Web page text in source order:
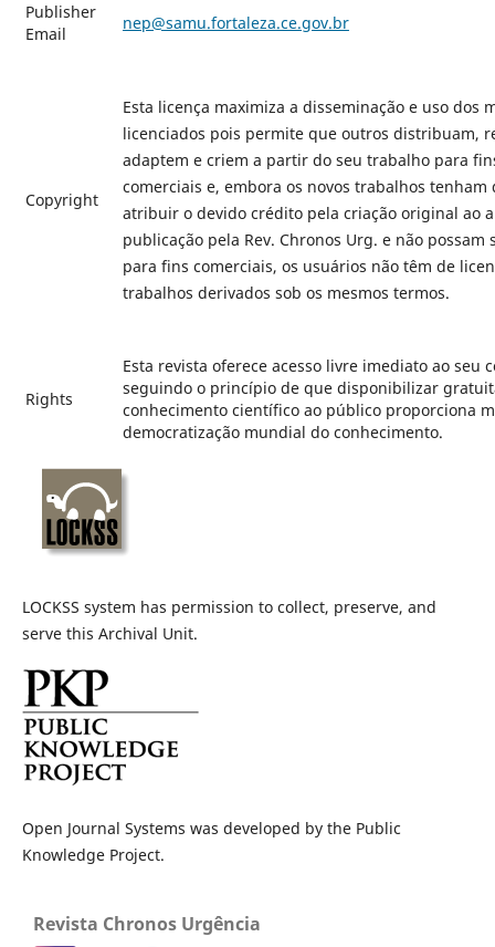
Publisher
Email
nep@samu.fortaleza.ce.gov.br
Copyright
Esta licença maximiza a disseminação e uso dos
licenciados pois permite que outros distribuam,
adaptem e criem a partir do seu trabalho para
comerciais e, embora os novos trabalhos tenham
atribuir o devido crédito pela criação original ao
publicação pela Rev. Chronos Urg. e não possam
para fins comerciais, os usuários não têm de
trabalhos derivados sob os mesmos termos.
Rights
Esta revista oferece acesso livre imediato ao seu
seguindo o princípio de que disponibilizar
conhecimento científico ao público proporciona
democratização mundial do conhecimento.
LOCKSS system has permission to collect, preserve, and
serve this Archival Unit.
Open Journal Systems was developed by the Public
Knowledge Project.
Revista Chronos Urgência